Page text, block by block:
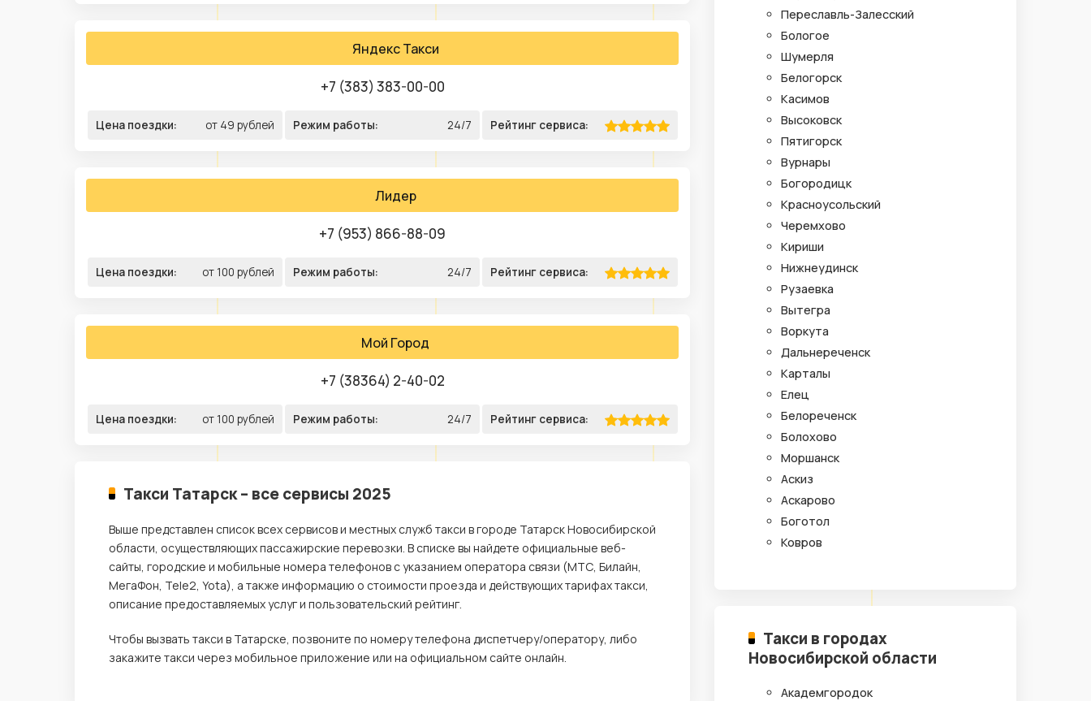
Яндекс Такси
+7 (383) 383-00-00
Цена поездки: от 49 рублей Режим работы: 24/7 Рейтинг сервиса:
Лидер
+7 (953) 866-88-09
Цена поездки: от 100 рублей Режим работы: 24/7 Рейтинг сервиса:
Мой Город
+7 (38364) 2-40-02
Цена поездки: от 100 рублей Режим работы: 24/7 Рейтинг сервиса:
Такси Татарск – все сервисы 2025
Выше представлен список всех сервисов и местных служб такси в городе Татарск Новосибирской
области, осуществляющих пассажирские перевозки. В списке вы найдете официальные веб-
сайты, городские и мобильные номера телефонов с указанием оператора связи (МТС, Билайн,
МегаФон, Tele2, Yota), а также информацию о стоимости проезда и действующих тарифах такси,
описание предоставляемых услуг и пользовательский рейтинг.
Чтобы вызвать такси в Татарске, позвоните по номеру телефона диспетчеру/оператору, либо
закажите такси через мобильное приложение или на официальном сайте онлайн.
Переславль-Залесский
Бологое
Шумерля
Белогорск
Касимов
Высоковск
Пятигорск
Вурнары
Богородицк
Красноусольский
Черемхово
Кириши
Нижнеудинск
Рузаевка
Вытегра
Воркута
Дальнереченск
Карталы
Елец
Белореченск
Болохово
Моршанск
Аскиз
Аскарово
Боготол
Ковров
Такси в городах
Новосибирской области
Академгородок